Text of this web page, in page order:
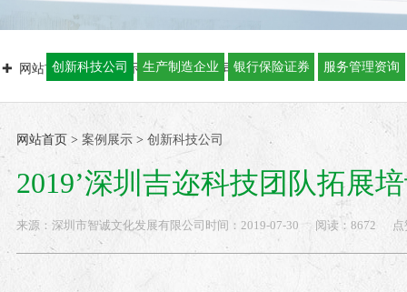
联系智诚
网站首页 案例展示 创新科技公司 2019’深圳吉迩科技团队拓
创新科技公司 生产制造企业 银行保险证券 服务管理资询
网站首页 > 案例展示> 创新科技公司
2019’深圳吉迩科技团队拓展
来源： 深圳市智诚文化发展有限公司 时间： 2019-07-30 阅读：8672 点